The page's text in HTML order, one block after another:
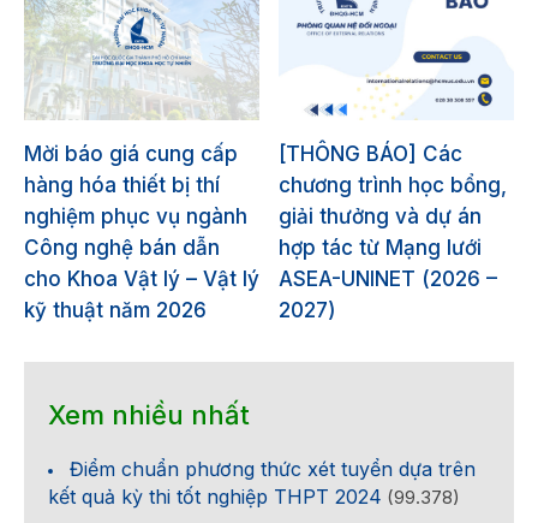
Mời báo giá cung cấp
hàng hóa thiết bị thí
nghiệm phục vụ ngành
Công nghệ bán dẫn
cho Khoa Vật lý – Vật lý
kỹ thuật năm 2026
[THÔNG BÁO] Các
chương trình học bổng,
giải thưởng và dự án
hợp tác từ Mạng lưới
ASEA-UNINET (2026 –
2027)
Xem nhiều nhất
Điểm chuẩn phương thức xét tuyển dựa trên
kết quả kỳ thi tốt nghiệp THPT 2024 (99.378)